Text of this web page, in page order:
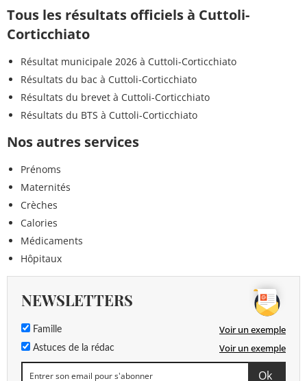
Tous les résultats officiels à Cuttoli-
Corticchiato
Résultat municipale 2026 à Cuttoli-Corticchiato
Résultats du bac à Cuttoli-Corticchiato
Résultats du brevet à Cuttoli-Corticchiato
Résultats du BTS à Cuttoli-Corticchiato
Nos autres services
Prénoms
Maternités
Crèches
Calories
Médicaments
Hôpitaux
NEWSLETTERS
Famille Voir un exemple
Astuces de la rédac Voir un exemple